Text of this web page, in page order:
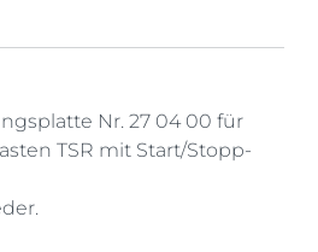
Nr. 27 04 00 für
TSR mit Start/Stopp-